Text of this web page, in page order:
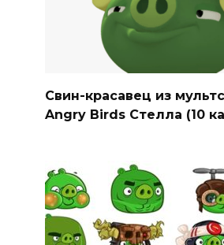
Свин-красавец из
Angry Birds Стелла (10